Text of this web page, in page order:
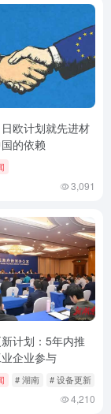
欧计划就先进材
的依赖
3,091
计划：5年内推
企业参与
# 湖南 # 设备更新
4,210